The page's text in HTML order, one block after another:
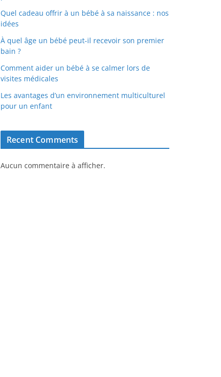
Quel cadeau offrir à un bébé à sa naissance : nos
idées
À quel âge un bébé peut-il recevoir son premier
bain ?
Comment aider un bébé à se calmer lors de
visites médicales
Les avantages d’un environnement multiculturel
pour un enfant
Recent Comments
Aucun commentaire à afficher.